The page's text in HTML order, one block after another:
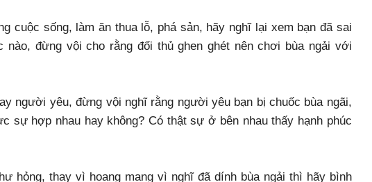
cuộc sống, làm ăn thua lỗ, phá sản, hãy nghĩ lại xem bạn đã sai
nào, đừng vội cho rằng đối thủ ghen ghét nên chơi bùa ngải với
người yêu, đừng vội nghĩ rằng người yêu bạn bị chuốc bùa ngãi,
sự hợp nhau hay không? Có thật sự ở bên nhau thấy hạnh phúc
hỏng, thay vì hoang mang vì nghĩ đã dính bùa ngải thì hãy bình